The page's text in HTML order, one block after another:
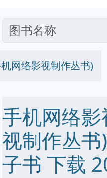
网络影视制作丛书)
手机网络
视制作丛
子书 下载